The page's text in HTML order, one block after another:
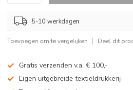
5-10 werkdagen
Toevoegen om te vergelijken Deel dit
Gratis verzenden v.a. € 100,-
Eigen uitgebreide textieldrukkerij